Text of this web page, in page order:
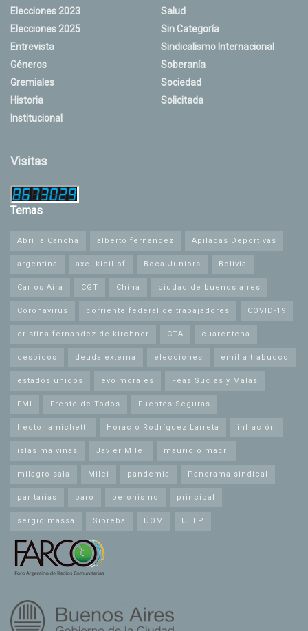
Elecciones 2023
Elecciones 2025
Entrevista
Géneros
Gremiales
Historia
Institucional
Salud
Sin Categoría
Sindicalismo Internacional
Soberanía
Sociedad
Solicitada
Visitas
Temas
Abrí la Cancha alberto fernandez Apiladas Deportivas
argentina axel kicillof Boca Juniors Bolivia
Carlos Aira CGT China ciudad de buenos aires
Coronavirus corriente federal de trabajadores COVID-19
cristina fernandez de kirchner CTA cuarentena
despidos deuda externa elecciones emilia trabucco
estados unidos evo morales Feas Sucias y Malas
FMI Frente de Todos Fuentes Seguras
hector amichetti Horacio Rodríguez Larreta inflación
islas malvinas Javier Milei mauricio macri
milagro sala Milei pandemia Panorama sindical
paritarias paro peronismo principal
sergio massa Sipreba UOM UTEP